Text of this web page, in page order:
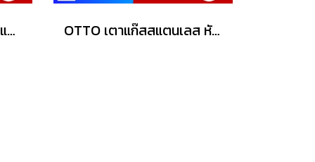
SMARTHOME เตาแก๊สสแตนเลส 2 หัว รุ่น SM-GA2H-03 OTTO เตาแก๊สสแตนเลส หัวเดียว รุ่น GS-841 ใช้แก๊ส L.P.G